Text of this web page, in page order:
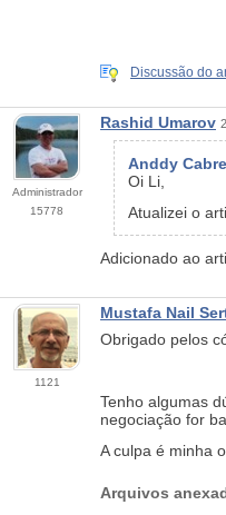
Discussão do
Administrador
15778
Rashid Umarov
Anddy
Oi Li,
Atualizei o
Adicionado ao
1121
Mustafa Nail
Obrigado pelos
Tenho algumas
negociação for
A culpa é minha
Arquivos